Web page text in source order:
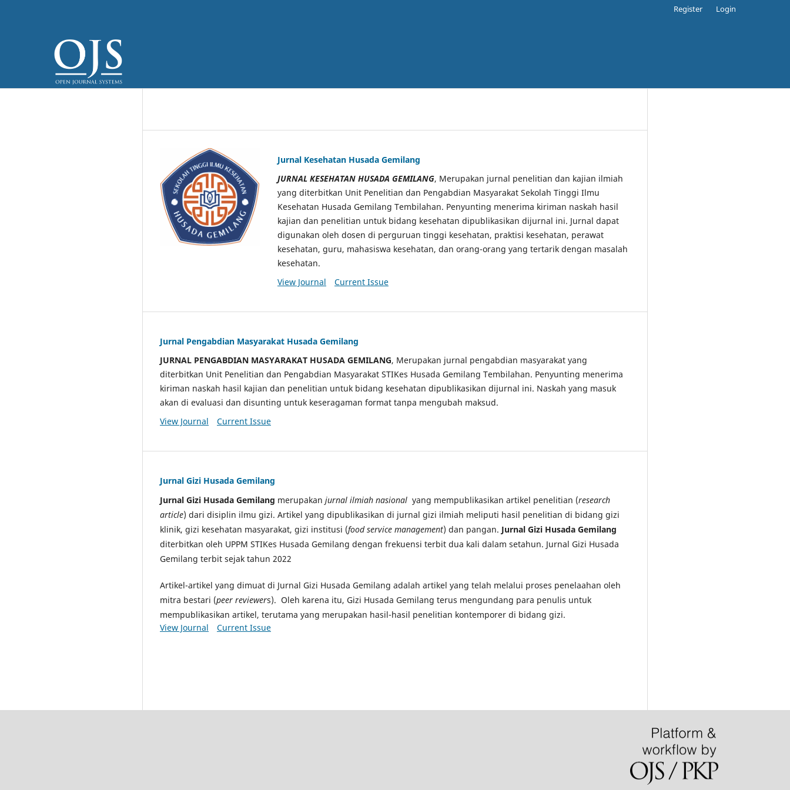
Register Login
Jurnal Kesehatan Husada Gemilang
JURNAL KESEHATAN HUSADA GEMILANG, Merupakan jurnal penelitian dan kajian ilmiah
yang diterbitkan Unit Penelitian dan Pengabdian Masyarakat Sekolah Tinggi Ilmu
Kesehatan Husada Gemilang Tembilahan. Penyunting menerima kiriman naskah hasil
kajian dan penelitian untuk bidang kesehatan dipublikasikan dijurnal ini. Jurnal dapat
digunakan oleh dosen di perguruan tinggi kesehatan, praktisi kesehatan, perawat
kesehatan, guru, mahasiswa kesehatan, dan orang-orang yang tertarik dengan masalah
kesehatan.
View Journal
Current Issue
Jurnal Pengabdian Masyarakat Husada Gemilang
JURNAL PENGABDIAN MASYARAKAT HUSADA GEMILANG, Merupakan jurnal pengabdian masyarakat yang
diterbitkan Unit Penelitian dan Pengabdian Masyarakat STIKes Husada Gemilang Tembilahan. Penyunting menerima
kiriman naskah hasil kajian dan penelitian untuk bidang kesehatan dipublikasikan dijurnal ini. Naskah yang masuk
akan di evaluasi dan disunting untuk keseragaman format tanpa mengubah maksud.
View Journal
Current Issue
Jurnal Gizi Husada Gemilang
Jurnal Gizi Husada Gemilang merupakan jurnal ilmiah nasional yang mempublikasikan artikel penelitian (research
article) dari disiplin ilmu gizi. Artikel yang dipublikasikan di jurnal gizi ilmiah meliputi hasil penelitian di bidang gizi
klinik, gizi kesehatan masyarakat, gizi institusi (food service management) dan pangan. Jurnal Gizi Husada Gemilang
diterbitkan oleh UPPM STIKes Husada Gemilang dengan frekuensi terbit dua kali dalam setahun. Jurnal Gizi Husada
Gemilang terbit sejak tahun 2022
Artikel-artikel yang dimuat di Jurnal Gizi Husada Gemilang adalah artikel yang telah melalui proses penelaahan oleh
mitra bestari (peer reviewers). Oleh karena itu, Gizi Husada Gemilang terus mengundang para penulis untuk
mempublikasikan artikel, terutama yang merupakan hasil-hasil penelitian kontemporer di bidang gizi.
View Journal
Current Issue